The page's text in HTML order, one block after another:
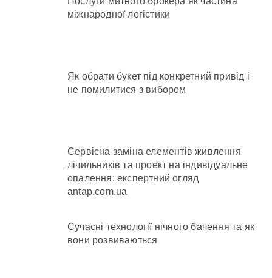
міжнародної логістики
Як обрати букет під конкретний привід і
не помилитися з вибором
Сервісна заміна елементів живлення
лічильників та проект на індивідуальне
опалення: експертний огляд
antap.com.ua
Сучасні технології нічного бачення та як
вони розвиваються